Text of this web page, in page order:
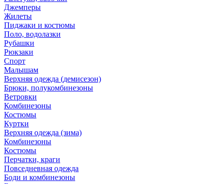
Джемперы
Жилеты
Пиджаки и костюмы
Поло, водолазки
Рубашки
Рюкзаки
Спорт
Малышам
Верхняя одежда (демисезон)
Брюки, полукомбинезоны
Ветровки
Комбинезоны
Костюмы
Куртки
Верхняя одежда (зима)
Комбинезоны
Костюмы
Перчатки, краги
Повседневная одежда
Боди и комбинезоны